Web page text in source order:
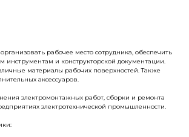
рабочее место сотрудника, обеспечить
инструментам и конструкторской документации.
материалы рабочих поверхностей. Также
аксессуаров.
электромонтажных работ, сборки и ремонта
электротехнической промышленности.